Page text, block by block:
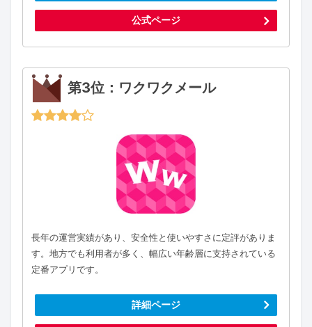
公式ページ
第3位：ワクワクメール
長年の運営実績があり、安全性と使いやすさに定評がありま
す。地方でも利用者が多く、幅広い年齢層に支持されている
定番アプリです。
詳細ページ